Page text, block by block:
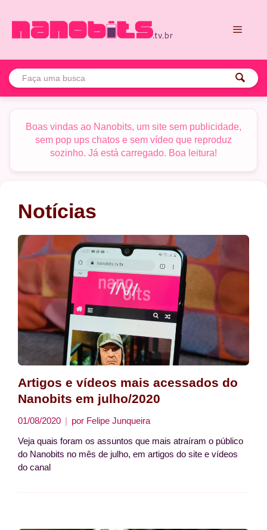
para
Boas vindas ao Nanobits, um site sem publicidade,
sem pop ups chatos e sem vídeo que reproduz
sozinho. Já está carregado. Boa leitura!
Notícias
Artigos e vídeos mais acessados do
Nanobits em julho/2020
01/08/2020 por Felipe Junqueira
Veja quais foram os assuntos que mais atraíram o público
do Nanobits no mês de julho, em artigos do site e vídeos
do canal